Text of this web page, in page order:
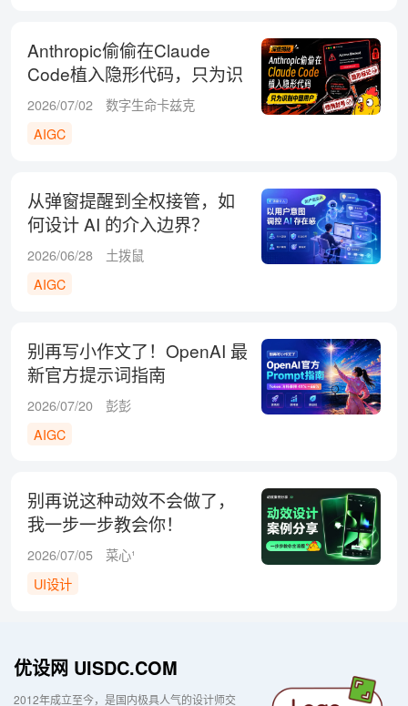
Anthropic偷偷在Claude
Code植入隐形代码，只为识
别中国用户！
2026/07/02
数字生命卡兹克
AIGC
从弹窗提醒到全权接管，如
何设计 AI 的介入边界？
2026/06/28
土拨鼠
AIGC
别再写小作文了！OpenAI 最
新官方提示词指南
2026/07/20
彭彭
AIGC
别再说这种动效不会做了，
我一步一步教会你！
2026/07/05
菜心¹
UI设计
优设网 UISDC.COM
2012年成立至今，是国内极具人气的设计师交